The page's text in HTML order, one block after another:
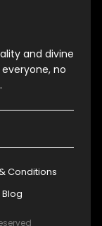
and divine
no
Conditions
Blog